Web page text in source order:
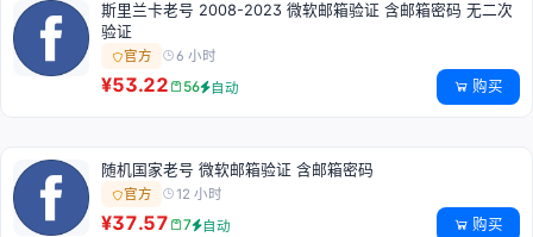
斯里兰卡老号 2008-2023 微软邮箱验证 含邮箱密码 无二次
验证
官方 6 小时
¥53.22 56 自动 购买
随机国家老号 微软邮箱验证 含邮箱密码
官方 12 小时
¥37.57 7 自动 购买